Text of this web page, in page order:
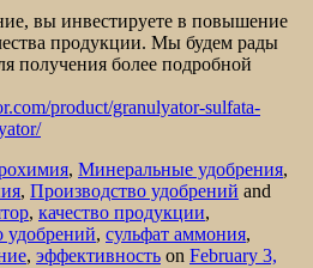
вы инвестируете в повышение
продукции. Мы будем рады
получения более подробной
product/granulyator-sulfata-
, Минеральные удобрения,
, Производство удобрений and
, качество продукции,
удобрений, сульфат аммония,
, эффективность on February 3,